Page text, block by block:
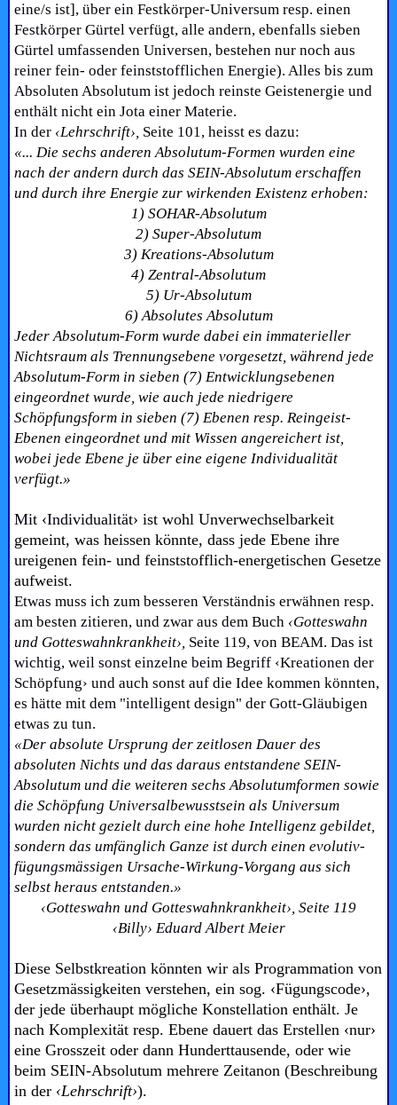
eine/s ist], über ein Festkörper-Universum resp. einen
Festkörper Gürtel verfügt, alle andern, ebenfalls sieben
Gürtel umfassenden Universen, bestehen nur noch aus
reiner fein- oder feinststofflichen Energie). Alles bis zum
Absoluten Absolutum ist jedoch reinste Geistenergie und
enthält nicht ein Jota einer Materie.
In der ‹Lehrschrift›, Seite 101, heisst es dazu:
«... Die sechs anderen Absolutum-Formen wurden eine
nach der andern durch das SEIN-Absolutum erschaffen
und durch ihre Energie zur wirkenden Existenz erhoben:
1) SOHAR-Absolutum
2) Super-Absolutum
3) Kreations-Absolutum
4) Zentral-Absolutum
5) Ur-Absolutum
6) Absolutes Absolutum
Jeder Absolutum-Form wurde dabei ein immaterieller
Nichtsraum als Trennungsebene vorgesetzt, während jede
Absolutum-Form in sieben (7) Entwicklungsebenen
eingeordnet wurde, wie auch jede niedrigere
Schöpfungsform in sieben (7) Ebenen resp. Reingeist-
Ebenen eingeordnet und mit Wissen angereichert ist,
wobei jede Ebene je über eine eigene Individualität
verfügt.»
Mit ‹Individualität› ist wohl Unverwechselbarkeit
gemeint, was heissen könnte, dass jede Ebene ihre
ureigenen fein- und feinststofflich-energetischen Gesetze
aufweist.
Etwas muss ich zum besseren Verständnis erwähnen resp.
am besten zitieren, und zwar aus dem Buch ‹Gotteswahn
und Gotteswahnkrankheit›, Seite 119, von BEAM. Das ist
wichtig, weil sonst einzelne beim Begriff ‹Kreationen der
Schöpfung› und auch sonst auf die Idee kommen könnten,
es hätte mit dem "intelligent design" der Gott-Gläubigen
etwas zu tun.
«Der absolute Ursprung der zeitlosen Dauer des
absoluten Nichts und das daraus entstandene SEIN-
Absolutum und die weiteren sechs Absolutumformen sowie
die Schöpfung Universalbewusstsein als Universum
wurden nicht gezielt durch eine hohe Intelligenz gebildet,
sondern das umfänglich Ganze ist durch einen evolutiv-
fügungsmässigen Ursache-Wirkung-Vorgang aus sich
selbst heraus entstanden.»
‹Gotteswahn und Gotteswahnkrankheit›, Seite 119
‹Billy› Eduard Albert Meier
Diese Selbstkreation könnten wir als Programmation von
Gesetzmässigkeiten verstehen, ein sog. ‹Fügungscode›,
der jede überhaupt mögliche Konstellation enthält. Je
nach Komplexität resp. Ebene dauert das Erstellen ‹nur›
eine Grosszeit oder dann Hunderttausende, oder wie
beim SEIN-Absolutum mehrere Zeitanon (Beschreibung
in der ‹Lehrschrift›).